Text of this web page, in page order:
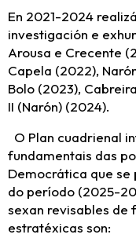
En 2021-2024
investigación e
Arousa e Crecente
Capela (2022),
Bolo (2023),
II (Narón) (2024).
O Plan cuadrienal
fundamentais das
Democrática que
do período (2025-
sexan revisables de
estratéxicas son: